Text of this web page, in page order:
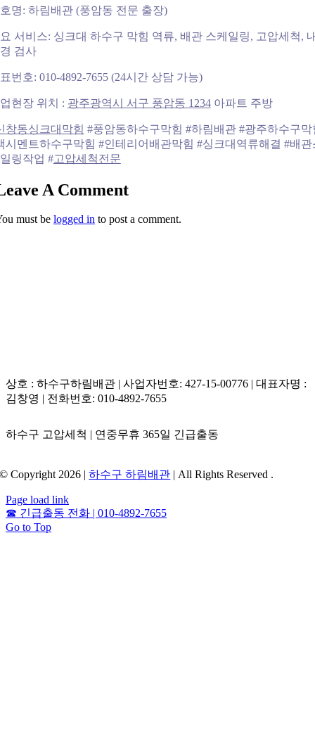
명: 하림배관 (풍암동 전문 출장)
서비스: 싱크대 하수구 막힘 역류, 배관 스케일링, 고압세척,
검사
번호: 010-4892-7655 (24시간 상담 가능)
현장 위치 : 광주광역시 서구 풍암동 1234아파트 주방
창동싱크대막힘 #풍암동하수구막힘 #하림배관 #광주하수구막
시멘트하수구막힘 #인테리어배관막힘 #싱크대역류해결 #배관
링작업 #고압세척전문
A Comment
must be logged in to post a comment.
상호 : 하수구하림배관 | 사업자번호: 427-15-00776 | 대표자명 :
김창영 | 전화번호: 010-4892-7655
하수구 고압세척 | 연중무휴 365일 긴급출동
© Copyright 2026 |하수구 하림배관 | All Rights Reserved .
Page load link
☎ 긴급출동 전화 | 010-4892-7655
Go to Top